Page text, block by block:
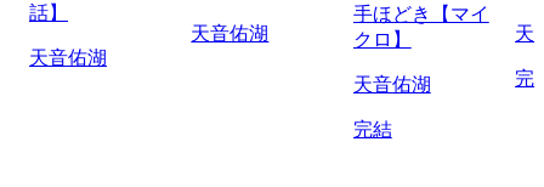
話】
天音佑湖
天音佑湖
手ほどき【マイ
クロ】
天音佑湖
完結
天
完